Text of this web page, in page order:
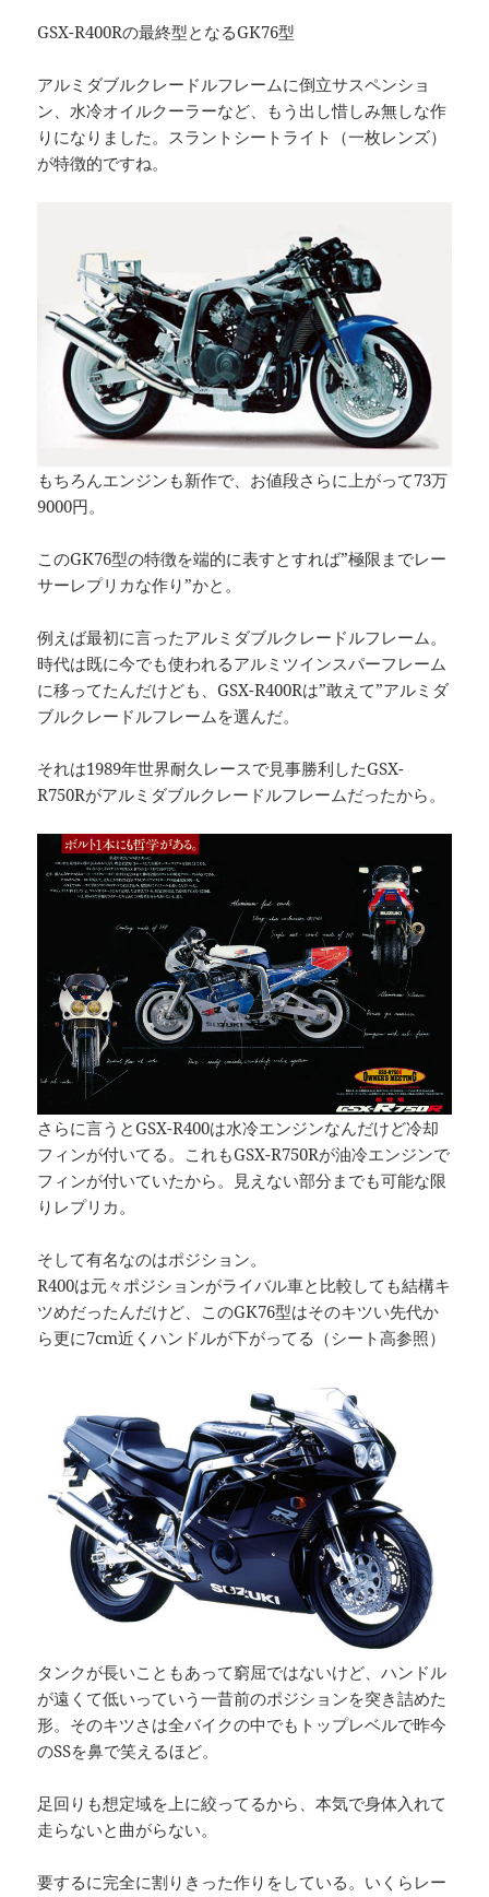
GSX-R400Rの最終型となるGK76型
アルミダブルクレードルフレームに倒立サスペンショ
ン、水冷オイルクーラーなど、もう出し惜しみ無しな作
りになりました。スラントシートライト（一枚レンズ）
が特徴的ですね。
もちろんエンジンも新作で、お値段さらに上がって73万
9000円。
このGK76型の特徴を端的に表すとすれば”極限までレー
サーレプリカな作り”かと。
例えば最初に言ったアルミダブルクレードルフレーム。
時代は既に今でも使われるアルミツインスパーフレーム
に移ってたんだけども、GSX-R400Rは”敢えて”アルミダ
ブルクレードルフレームを選んだ。
それは1989年世界耐久レースで見事勝利したGSX-
R750Rがアルミダブルクレードルフレームだったから。
さらに言うとGSX-R400は水冷エンジンなんだけど冷却
フィンが付いてる。これもGSX-R750Rが油冷エンジンで
フィンが付いていたから。見えない部分までも可能な限
りレプリカ。
そして有名なのはポジション。
R400は元々ポジションがライバル車と比較しても結構キ
ツめだったんだけど、このGK76型はそのキツい先代か
ら更に7cm近くハンドルが下がってる（シート高参照）
タンクが長いこともあって窮屈ではないけど、ハンドル
が遠くて低いっていう一昔前のポジションを突き詰めた
形。そのキツさは全バイクの中でもトップレベルで昨今
のSSを鼻で笑えるほど。
足回りも想定域を上に絞ってるから、本気で身体入れて
走らないと曲がらない。
要するに完全に割りきった作りをしている。いくらレー